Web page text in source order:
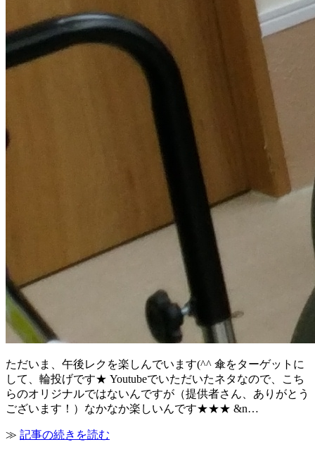
ただいま、午後レクを楽しんでいます(^^ 傘をターゲットに
して、輪投げです★ Youtubeでいただいたネタなので、こち
らのオリジナルではないんですが（提供者さん、ありがとう
ございます！）なかなか楽しいんです★★★ &n…
≫ 記事の続きを読む